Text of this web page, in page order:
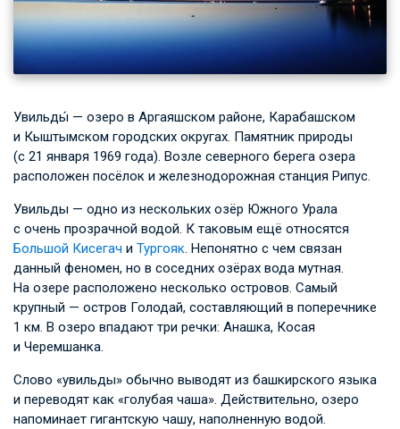
Увильды́ — озеро в Аргаяшском районе, Карабашском
и Кыштымском городских округах. Памятник природы
(с 21 января 1969 года). Возле северного берега озера
расположен посёлок и железнодорожная станция Рипус.
Увильды — одно из нескольких озёр Южного Урала
с очень прозрачной водой. К таковым ещё относятся
Большой Кисегач и Тургояк. Непонятно с чем связан
данный феномен, но в соседних озёрах вода мутная.
На озере расположено несколько островов. Самый
крупный — остров Голодай, составляющий в поперечнике
1 км. В озеро впадают три речки: Анашка, Косая
и Черемшанка.
Слово «увильды» обычно выводят из башкирского языка
и переводят как «голубая чаша». Действительно, озеро
напоминает гигантскую чашу, наполненную водой.